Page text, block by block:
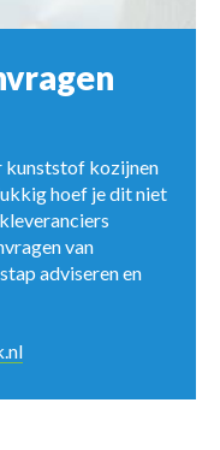
kunststof kozijnen
hoef je dit niet
van
adviseren en